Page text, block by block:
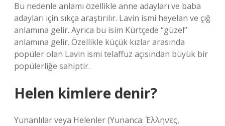
Bu nedenle anlamı özellikle anne adayları ve baba
adayları için sıkça araştırılır. Lavin ismi heyelan ve çığ
anlamına gelir. Ayrıca bu isim Kürtçede “güzel”
anlamına gelir. Özellikle küçük kızlar arasında
popüler olan Lavin ismi telaffuz açısından büyük bir
popülerliğe sahiptir.
Helen kimlere denir?
Yunanlılar veya Helenler (Yunanca: Έλληνες,